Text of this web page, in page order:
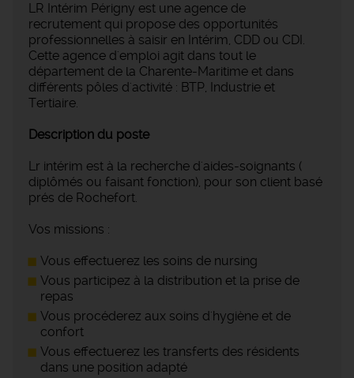
LR Intérim Périgny est une agence de
recrutement qui propose des opportunités
professionnelles à saisir en Intérim, CDD ou CDI.
Cette agence d'emploi agit dans tout le
département de la Charente-Maritime et dans
différents pôles d'activité : BTP, Industrie et
Tertiaire.
Description du poste
Lr intérim est à la recherche d'aides-soignants (
diplômés ou faisant fonction), pour son client basé
prés de Rochefort.
Vos missions :
Vous effectuerez les soins de nursing
Vous participez à la distribution et la prise de
repas
Vous procéderez aux soins d'hygiène et de
confort
Vous effectuerez les transferts des résidents
dans une position adapté